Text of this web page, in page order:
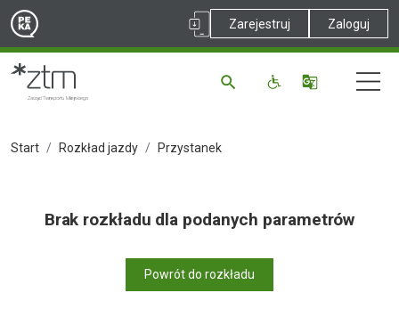
Zarejestruj Zaloguj
Start Rozkład jazdy Przystanek
Brak rozkładu dla podanych parametrów
Powrót do rozkładu